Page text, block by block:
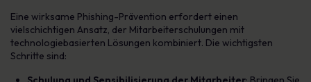
Eine wirksame Phishing-Prävention erfordert einen
vielschichtigen Ansatz, der Mitarbeiterschulungen mit
technologiebasierten Lösungen kombiniert. Die wichtigsten
Schritte sind: